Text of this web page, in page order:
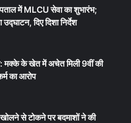
में MLCU सेवा का शुभारंभ;
उद्घाटन, दिए दिशा निर्देश
मक्के के खेत में अचेत मिली 9वीं की
का आरोप
से टोकने पर बदमाशों ने की